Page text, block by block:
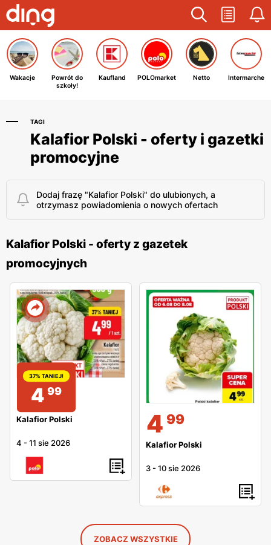
Wakacje
Powrót do
szkoły!
Kaufland POLOmarket Netto Intermarche
TAGI
Kalafior Polski - oferty i gazetki
promocyjne
Dodaj frazę "Kalafior Polski" do ulubionych, a
otrzymasz powiadomienia o nowych ofertach
Kalafior Polski - oferty z gazetek
promocyjnych
37% TANIEJ!
4 99
Kalafior Polski
4 -11 sie 2026
4 99
Kalafior Polski
3 -10 sie 2026
ZOBACZ WSZYSTKIE